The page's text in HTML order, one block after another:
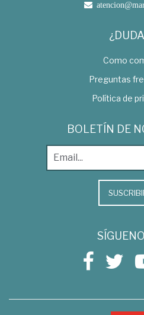
Como
Preguntas
Política de
BOLETÍN DE